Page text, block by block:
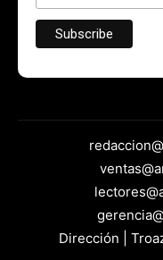
Dirección |